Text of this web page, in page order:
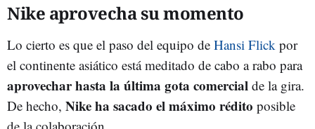
Nike aprovecha su momento
Lo cierto es que el paso del equipo de Hansi Flick por
el continente asiático está meditado de cabo a rabo para
aprovechar hasta la última gota comercial de la gira.
De hecho, Nike ha sacado el máximo rédito posible
de la colaboración.